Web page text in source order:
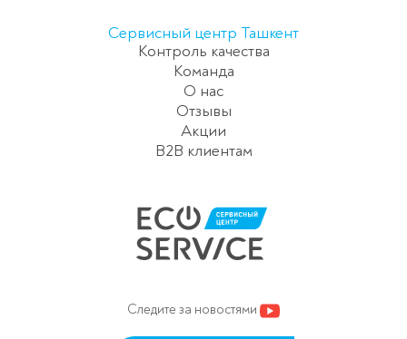
Сервисный центр Ташкент
Контроль качества
Команда
О нас
Отзывы
Акции
B2B клиентам
Следите за новостями